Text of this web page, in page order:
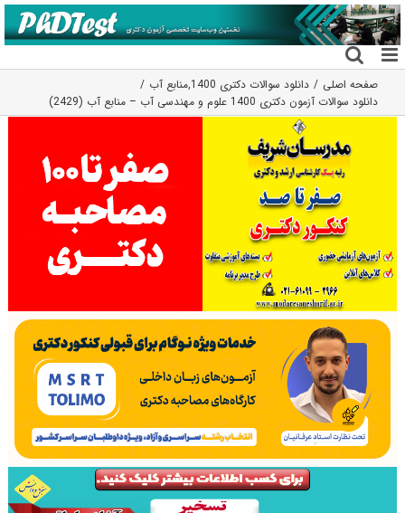
رفتن
به
محتوا
صفحه اصلی دانلود سوالات دکتری 1400 ,منابع آب
دانلود سوالات آزمون دکتری 1400 علوم و مهندسی آب – منابع آب (2429)